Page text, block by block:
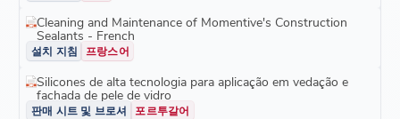
Cleaning and Maintenance of Momentive's Construction
Sealants - French
설치 지침 프랑스어
Silicones de alta tecnologia para aplicação em vedação e
fachada de pele de vidro
판매 시트 및 브로셔 포르투갈어